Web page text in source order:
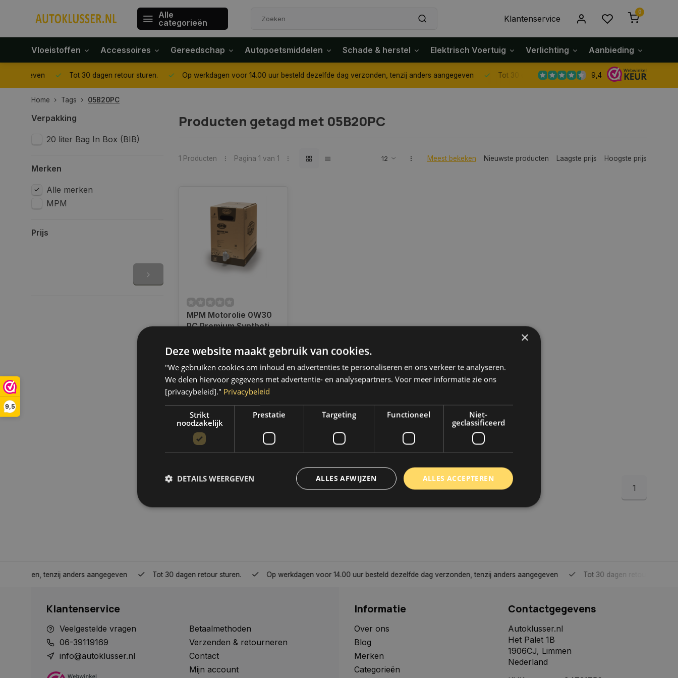
9,5
Alle
categorieën
Klantenservice
0
Vloeistoffen Accessoires Gereedschap Autopoetsmiddelen Schade & herstel Elektrisch Voertuig Verlichting Aanbieding
Tot 30 dagen retour sturen. Op werkdagen voor 14.00 uur besteld dezelfde dag verzonden, tenzij anders aangegeven Tot 30 dagen retour sturen. 9,4
Home Tags 05B20PC
Verpakking
20 liter Bag In Box (BIB)
Merken
Alle merken
MPM
Prijs
Producten getagd met 05B20PC
1 Producten Pagina 1 van 1 Meest bekeken Nieuwste producten Laagste prijs Hoogste prijs
MPM Motorolie 0W30
PC Premium Synthetic |
05020PC
Op werkdagen voor 14.00
uur besteld, dezelfde dag
verzonden. Boven de 50,-
gratis verzending. (NL &
BE)
€202,65
Vergelijk
1
tenzij anders aangegeven Tot 30 dagen retour sturen. Op werkdagen voor 14.00 uur besteld dezelfde dag verzonden, tenzij anders aangegeven Tot 30 dagen retour sturen.
Klantenservice
Veelgestelde vragen
06-39119169
info@autoklusser.nl
Betaalmethoden
Verzenden & retourneren
Contact
Mijn account
Informatie
Over ons
Blog
Merken
Categorieën
Contactgegevens
Autoklusser.nl
Het Palet 1B
1906CJ, Limmen
Nederland
×
Deze website maakt gebruik van cookies.
"We gebruiken cookies om inhoud en advertenties te personaliseren en ons verkeer te analyseren.
We delen hiervoor gegevens met advertentie- en analysepartners. Voor meer informatie zie ons
[privacybeleid]." Privacybeleid
Strikt
noodzakelijk
Prestatie Targeting Functioneel
Niet-
geclassificeerd
ALLES ACCEPTEREN
ALLES AFWIJZEN
DETAILS WEERGEVEN
Dit cookie wordt gebruikt om een identificatiecode
sessie ID wordt gebruikt om een veilige en
consistente gebruikerservaring te behouden, ervoor
te zorgen dat pagina wijzigingen of item selecties
worden onthouden van pagina naar pagina. Het slaat
geen persoonlijke gegevens op.
__cf_bm
Deze cookie wordt gebruikt om onderscheid te